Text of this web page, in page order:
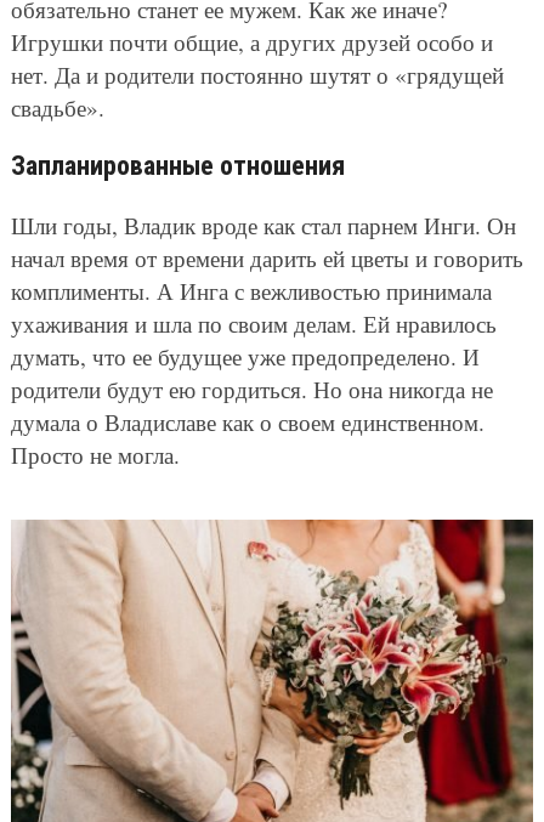
обязательно станет ее мужем. Как же иначе?
Игрушки почти общие, а других друзей особо и
нет. Да и родители постоянно шутят о «грядущей
свадьбе».
Запланированные отношения
Шли годы, Владик вроде как стал парнем Инги. Он
начал время от времени дарить ей цветы и говорить
комплименты. А Инга с вежливостью принимала
ухаживания и шла по своим делам. Ей нравилось
думать, что ее будущее уже предопределено. И
родители будут ею гордиться. Но она никогда не
думала о Владиславе как о своем единственном.
Просто не могла.